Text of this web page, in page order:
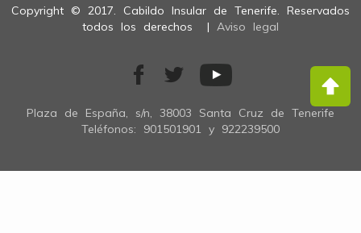
Copyright © 2017. Cabildo Insular de Tenerife. Reservados
todos los derechos | Aviso legal
Plaza de España, s/n, 38003 Santa Cruz de Tenerife
Teléfonos: 901501901 y 922239500